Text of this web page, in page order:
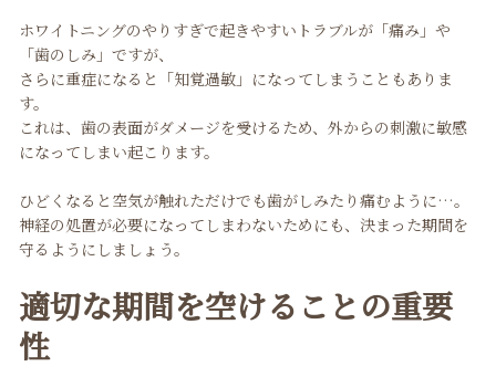
ホワイトニングのやりすぎで起きやすいトラブルが「痛み」や
「歯のしみ」ですが、
さらに重症になると「知覚過敏」になってしまうこともありま
す。
これは、歯の表面がダメージを受けるため、外からの刺激に敏感
になってしまい起こります。
ひどくなると空気が触れただけでも歯がしみたり痛むように…。
神経の処置が必要になってしまわないためにも、決まった期間を
守るようにしましょう。
適切な期間を空けることの重要
性